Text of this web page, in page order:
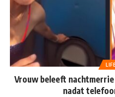
LIFE
Vrouw beleeft
nadat